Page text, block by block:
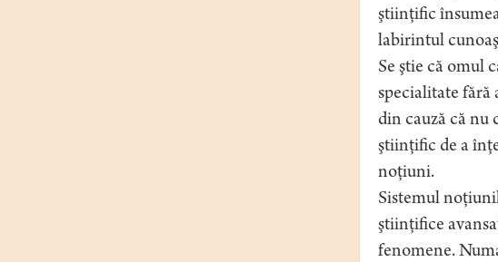
ştiinţific
labirintul
Se ştie că omul
specialitate fără
din cauză că nu
ştiinţific de a
noţiuni.
Sistemul
ştiinţifice
fenomene.